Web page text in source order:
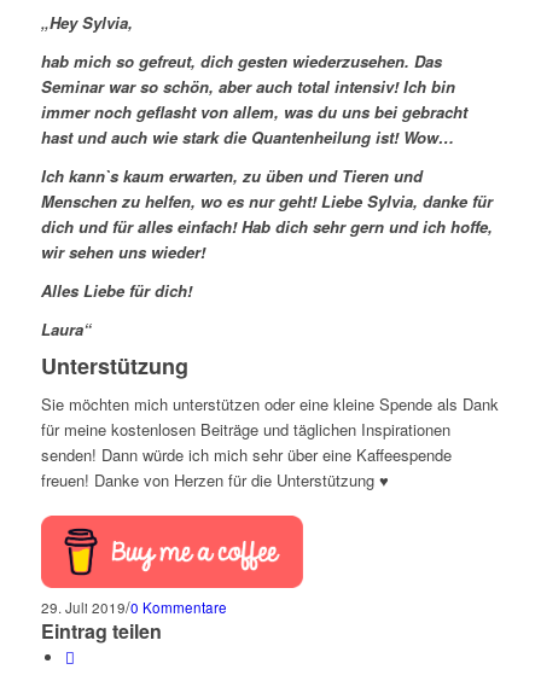
„Hey Sylvia,
hab mich so gefreut, dich gesten wiederzusehen. Das
Seminar war so schön, aber auch total intensiv! Ich bin
immer noch geflasht von allem, was du uns bei gebracht
hast und auch wie stark die Quantenheilung ist! Wow…
Ich kann`s kaum erwarten, zu üben und Tieren und
Menschen zu helfen, wo es nur geht! Liebe Sylvia, danke für
dich und für alles einfach! Hab dich sehr gern und ich hoffe,
wir sehen uns wieder!
Alles Liebe für dich!
Laura“
Unterstützung
Sie möchten mich unterstützen oder eine kleine Spende als Dank
für meine kostenlosen Beiträge und täglichen Inspirationen
senden! Dann würde ich mich sehr über eine Kaffeespende
freuen! Danke von Herzen für die Unterstützung ♥
29. Juli 2019/0 Kommentare
Eintrag teilen